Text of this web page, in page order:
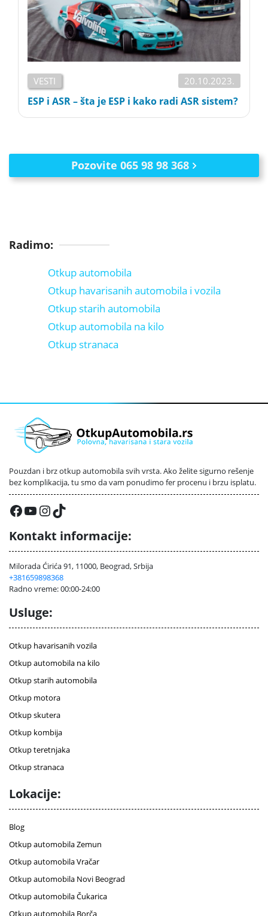
VESTI 20.10.2023.
ESP i ASR – šta je ESP i kako radi ASR sistem?
Pozovite 065 98 98 368
Radimo:
Otkup automobila
Otkup havarisanih automobila i vozila
Otkup starih automobila
Otkup automobila na kilo
Otkup stranaca
Pouzdan i brz otkup automobila svih vrsta. Ako želite sigurno rešenje
bez komplikacija, tu smo da vam ponudimo fer procenu i brzu isplatu.
Facebook
YouTube
Instagram
TikTok
Kontakt informacije:
Milorada Ćirića 91, 11000, Beograd, Srbija
+381659898368
Radno vreme: 00:00-24:00
Usluge:
Otkup havarisanih vozila
Otkup automobila na kilo
Otkup starih automobila
Otkup motora
Otkup skutera
Otkup kombija
Otkup teretnjaka
Otkup stranaca
Lokacije:
Blog
Otkup automobila Zemun
Otkup automobila Vračar
Otkup automobila Novi Beograd
Otkup automobila Čukarica
Otkup automobila Borča